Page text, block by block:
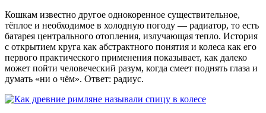
Кошкам известно другое однокоренное существительное,
тёплое и необходимое в холодную погоду — радиатор, то есть
батарея центрального отопления, излучающая тепло. История
с открытием круга как абстрактного понятия и колеса как его
первого практического применения показывает, как далеко
может пойти человеческий разум, когда смеет поднять глаза и
думать «ни о чём». Ответ: радиус.